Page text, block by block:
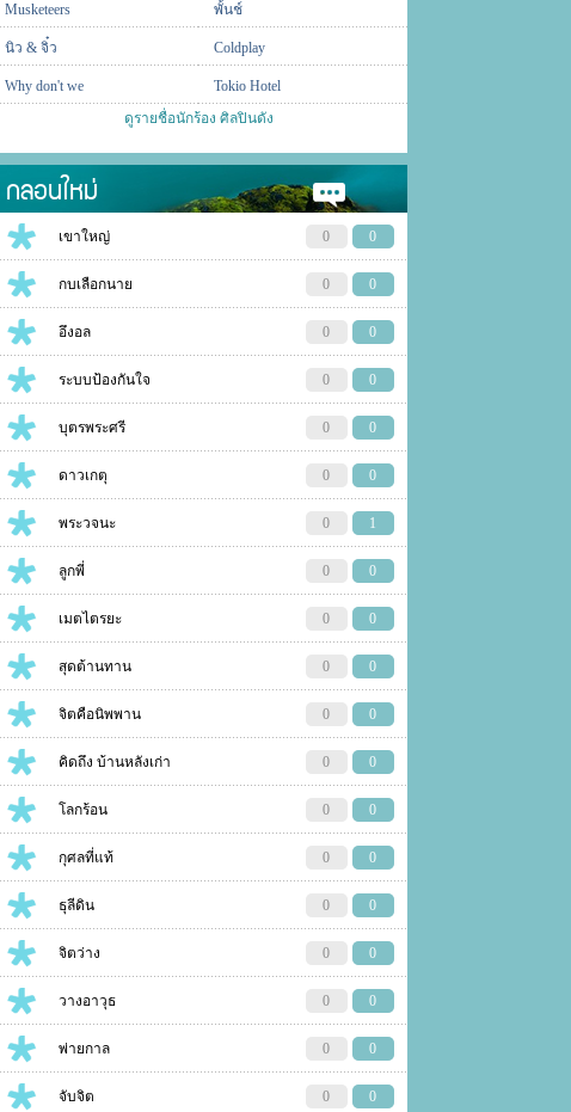
Musketeers พั้นช์
นิว & จิ๋ว Coldplay
Why don't we
Tokio Hotel
ดูรายชื่อนักร้อง ศิลปินดัง
กลอนใหม่
เขาใหญ่ 0 0
กบเลือกนาย 0 0
อึงอล 0 0
ระบบป้องกันใจ 0 0
บุตรพระศรี 0 0
ดาวเกตุ 0 0
พระวจนะ 0 1
ลูกพี่ 0 0
เมตไตรยะ 0 0
สุดต้านทาน 0 0
จิตคือนิพพาน 0 0
คิดถึง บ้านหลังเก่า 0 0
โลกร้อน 0 0
กุศลที่แท้ 0 0
ธุลีดิน 0 0
จิตว่าง 0 0
วางอาวุธ 0 0
พ่ายกาล 0 0
จับจิต 0 0